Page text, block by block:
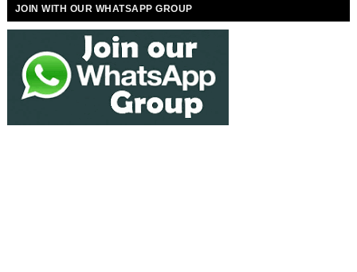
JOIN WITH OUR WHATSAPP GROUP